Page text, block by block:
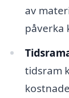
av
påverka
tidsram